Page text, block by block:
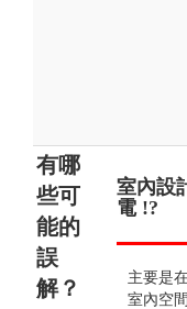
有哪
些可
能的
誤
解？
室內設
電 !?
主要是
室內空